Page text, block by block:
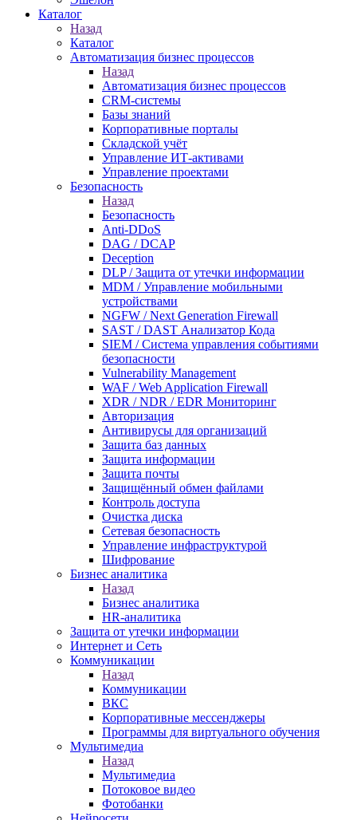
Каталог
Назад
Каталог
Автоматизация бизнес процессов
Назад
Автоматизация бизнес процессов
CRM-системы
Базы знаний
Корпоративные порталы
Складской учёт
Управление ИТ-активами
Управление проектами
Безопасность
Назад
Безопасность
Anti-DDoS
DAG / DCAP
Deception
DLP / Защита от утечки информации
MDM / Управление мобильными
устройствами
NGFW / Next Generation Firewall
SAST / DAST Анализатор Кода
SIEM / Система управления событиями
безопасности
Vulnerability Management
WAF / Web Application Firewall
XDR / NDR / EDR Мониторинг
Авторизация
Антивирусы для организаций
Защита баз данных
Защита информации
Защита почты
Защищённый обмен файлами
Контроль доступа
Очистка диска
Сетевая безопасность
Управление инфраструктурой
Шифрование
Бизнес аналитика
Назад
Бизнес аналитика
HR-аналитика
Защита от утечки информации
Интернет и Сеть
Коммуникации
Назад
Коммуникации
ВКС
Корпоративные мессенджеры
Программы для виртуального обучения
Мультимедиа
Назад
Мультимедиа
Потоковое видео
Фотобанки